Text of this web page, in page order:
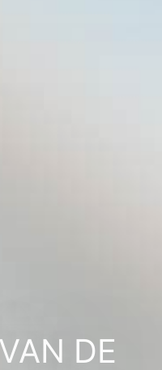
DE